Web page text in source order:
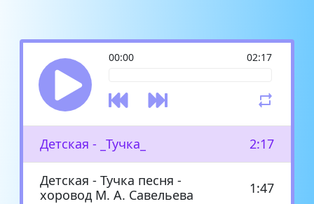
00:00 02:17
Детская - _Тучка_ 2:17
Детская - Тучка песня -
хоровод М. А. Савельева
1:47